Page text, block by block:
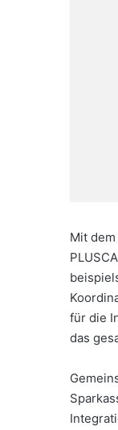
Mit
für die
das